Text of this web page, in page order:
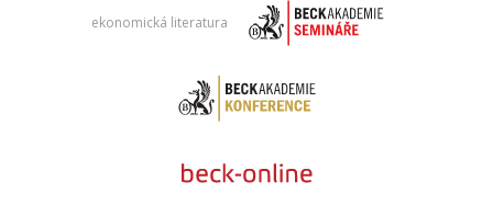
ekonomická literatura